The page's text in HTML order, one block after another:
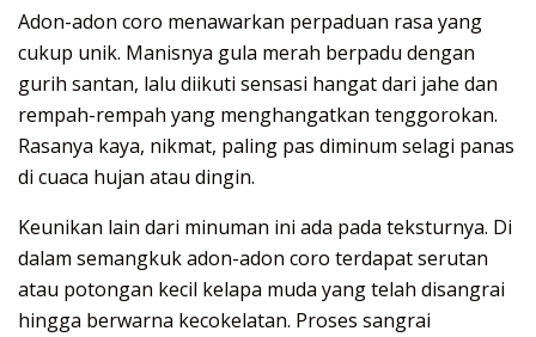
Adon-adon coro menawarkan perpaduan rasa yang
cukup unik. Manisnya gula merah berpadu dengan
gurih santan, lalu diikuti sensasi hangat dari jahe dan
rempah-rempah yang menghangatkan tenggorokan.
Rasanya kaya, nikmat, paling pas diminum selagi panas
di cuaca hujan atau dingin.
Keunikan lain dari minuman ini ada pada teksturnya. Di
dalam semangkuk adon-adon coro terdapat serutan
atau potongan kecil kelapa muda yang telah disangrai
hingga berwarna kecokelatan. Proses sangrai